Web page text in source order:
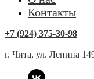
Контакты
+7 (924) 375-30-98
г. Чита, ул. Ленина